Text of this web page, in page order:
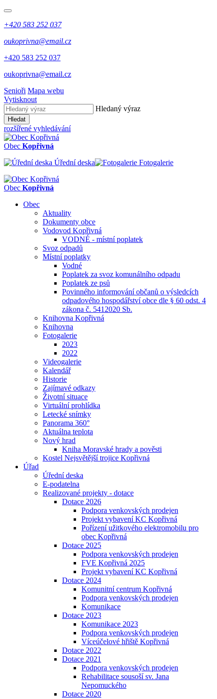
+420 583 252 037
oukoprivna@email.cz
+420 583 252 037
oukoprivna@email.cz
Senioři Mapa webu
Vytisknout
Hledaný výraz
Hledat
rozšířené vyhledávání
Obec Kopřivná
Úřední deska
Fotogalerie
Obec Kopřivná
Obec
Aktuality
Dokumenty obce
Vodovod Kopřivná
VODNÉ - místní poplatek
Svoz odpadů
Místní poplatky
Vodné
Poplatek za svoz komunálního odpadu
Poplatek ze psů
Povinného informování občanů o výsledcích
odpadového hospodářství obce dle § 60 odst. 4
zákona č. 5412020 Sb.
Knihovna Kopřivná
Knihovna
Fotogalerie
2023
2022
Videogalerie
Kalendář
Historie
Zajímavé odkazy
Životní situace
Virtuální prohlídka
Letecké snímky
Panorama 360°
Aktuálna teplota
Nový hrad
Kniha Moravské hrady a pověsti
Kostel Nejsvětější trojice Kopřivná
Úřad
Úřední deska
E-podatelna
Realizované projekty - dotace
Dotace 2026
Podpora venkovských prodejen
Projekt vybavení KC Kopřivná
Pořízení užitkového elektromobilu pro
obec Kopřivná
Dotace 2025
Podpora venkovských prodejen
FVE Kopřivná 2025
Projekt vybavení KC Kopřivná
Dotace 2024
Komunitní centrum Kopřivná
Podpora venkovských prodejen
Komunikace
Dotace 2023
Komunikace 2023
Podpora venkovských prodejen
Víceúčelové hřiště Kopřivná
Dotace 2022
Dotace 2021
Podpora venkovských prodejen
Rehabilitace sousoší sv. Jana
Nepomuckého
Dotace 2020